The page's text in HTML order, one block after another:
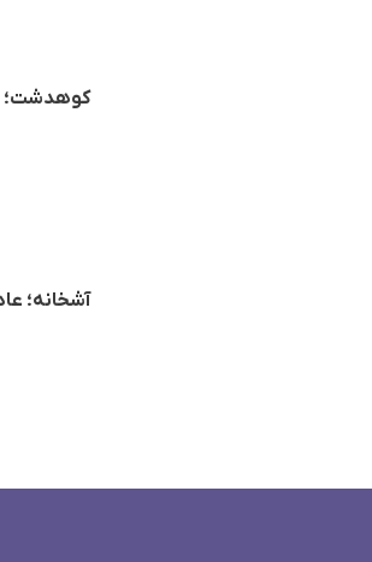
کوهدشت؛
آشخانه؛